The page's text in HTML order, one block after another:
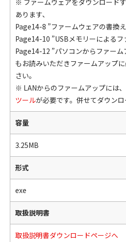
※ ファームウェアをダウンロード
あります、
Page14-8 ”ファームウェアの書換
Page14-10 ”USBメモリーによる
Page14-12 ”パソコンからファー
もお読みいただきファームアップ
さい。
※ LANからのファームアップには、
ツールが必要です。併せてダウンロ
容量
3.25MB
形式
exe
取扱説明書
取扱説明書ダウンロードページへ